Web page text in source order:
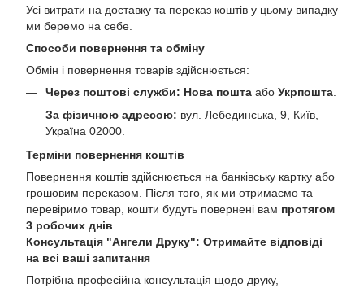
Усі витрати на доставку та переказ коштів у цьому випадку
ми беремо на себе.
Способи повернення та обміну
Обмін і повернення товарів здійснюється:
Через поштові служби: Нова пошта або Укрпошта
За фізичною адресою: вул. Лебединська, 9, Київ,
Україна 02000.
Терміни повернення коштів
Повернення коштів здійснюється на банківську картку або
грошовим переказом. Після того, як ми отримаємо та
перевіримо товар, кошти будуть повернені вам протягом
3 робочих днів
Консультація "Ангели Друку": Отримайте відповіді
на всі ваші запитання
Потрібна професійна консультація щодо друку,